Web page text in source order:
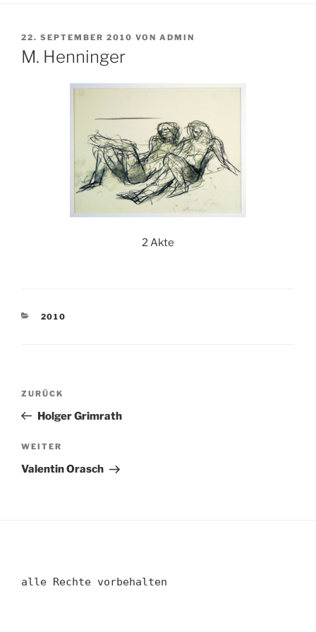
VERÖFFENTLICHT
AM
22. SEPTEMBER 2010 VON ADMIN
M. Henninger
2 Akte
KATEGORIEN
2010
Beitragsnavigation
Vorheriger
Beitrag
ZURÜCK
Holger Grimrath
Nächster
Beitrag
WEITER
Valentin Orasch
alle Rechte vorbehalten